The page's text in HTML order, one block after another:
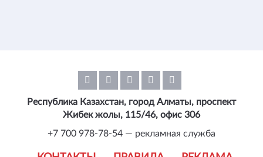
Республика Казахстан, город Алматы, проспект
Жибек жолы, 115/46, офис 306
+7 700 978-78-54 — рекламная служба